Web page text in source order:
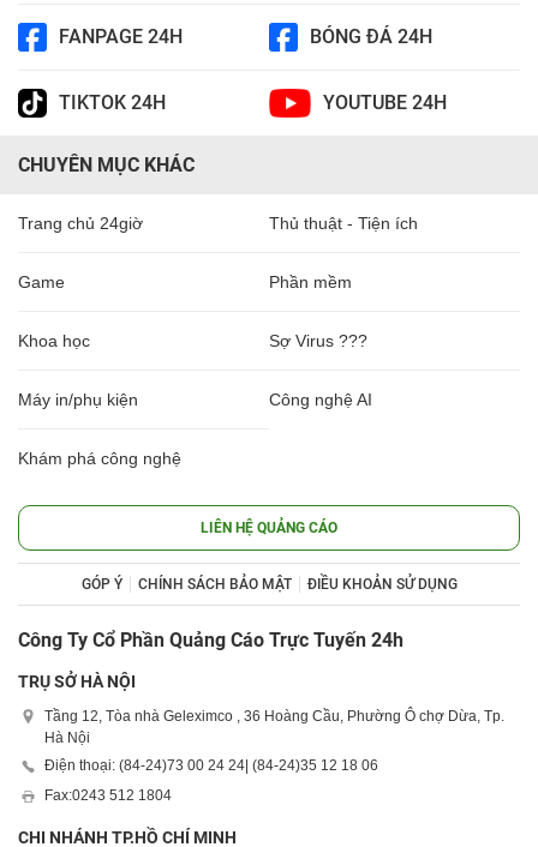
FANPAGE 24H BÓNG ĐÁ 24H
TIKTOK 24H YOUTUBE 24H
CHUYÊN MỤC KHÁC
Trang chủ 24giờ Thủ thuật - Tiện ích
Game Phần mềm
Khoa học Sợ Virus ???
Máy in/phụ kiện Công nghệ AI
Khám phá công nghệ
LIÊN HỆ QUẢNG CÁO
GÓP Ý CHÍNH SÁCH BẢO MẬT ĐIỀU KHOẢN SỬ DỤNG
Công Ty Cổ Phần Quảng Cáo Trực Tuyến 24h
TRỤ SỞ HÀ NỘI
Tầng 12, Tòa nhà Geleximco , 36 Hoàng Cầu, Phường Ô chợ Dừa, Tp.
Hà Nội
Điện thoại: (84-24)73 00 24 24| (84-24)35 12 18 06
Fax:0243 512 1804
CHI NHÁNH TP.HỒ CHÍ MINH